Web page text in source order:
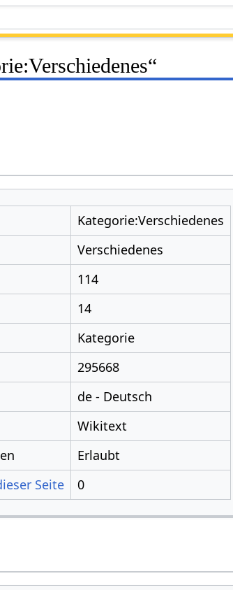
Kategorie:Verschiedenes
Verschiedenes
114
14
Kategorie
295668
de - Deutsch
Wikitext
Erlaubt
Seite
0